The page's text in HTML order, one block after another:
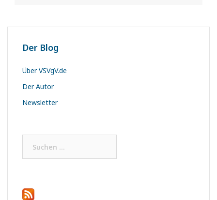
Der Blog
Über VSVgV.de
Der Autor
Newsletter
nach: